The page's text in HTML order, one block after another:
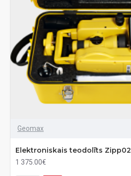
Geomax
Elektroniskais teodolīts Zipp02
1 375.00€